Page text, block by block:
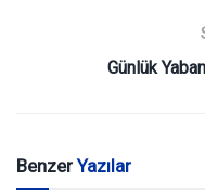
Günlük
BenzerYazılar